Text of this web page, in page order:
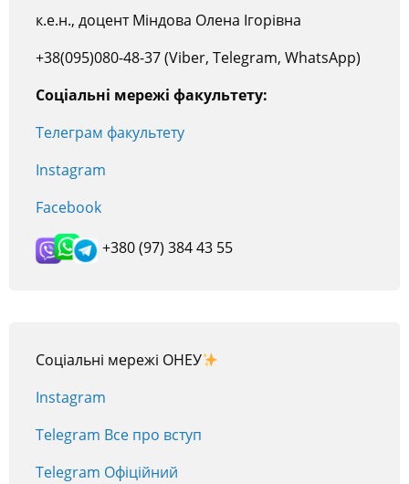
к.е.н., доцент Міндова Олена Ігорівна
+38(095)080-48-37 (Viber, Telegram, WhatsApp)
Соціальні мережі факультету:
Телеграм факультету
Instagram
Facebook
+380 (97) 384 43 55
Соціальні мережі ОНЕУ
Instagram
Telegram Все про вступ
Telegram Офіційний